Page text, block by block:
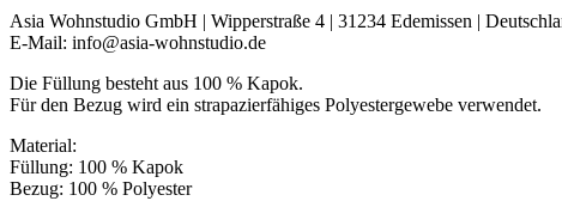
Asia Wohnstudio GmbH | Wipperstraße 4 | 31234 Edemissen |
E-Mail: info@asia-wohnstudio.de
Die Füllung besteht aus 100 % Kapok.
Für den Bezug wird ein strapazierfähiges Polyestergewebe verwendet.
Material:
Füllung: 100 % Kapok
Bezug: 100 % Polyester